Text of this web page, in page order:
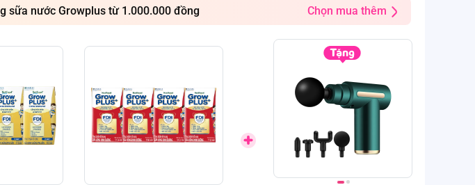
sữa nước Growplus từ 1.000.000 đồng Chọn mua thêm